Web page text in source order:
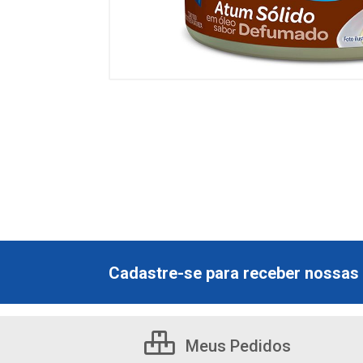
Cadastre-se para receber
Meus Pedidos